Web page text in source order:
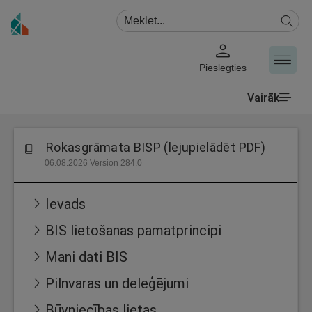
Pieslēgties
Vairāk
Rokasgrāmata BISP (lejupielādēt PDF)
06.08.2026 Version 284.0
Ievads
BIS lietošanas pamatprincipi
Mani dati BIS
Pilnvaras un deleģējumi